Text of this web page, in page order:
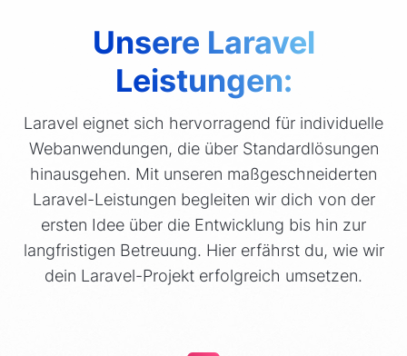
Unsere Laravel
Leistungen:
Laravel eignet sich hervorragend für individuelle
Webanwendungen, die über Standardlösungen
hinausgehen. Mit unseren maßgeschneiderten
Laravel-Leistungen begleiten wir dich von der
ersten Idee über die Entwicklung bis hin zur
langfristigen Betreuung. Hier erfährst du, wie wir
dein Laravel-Projekt erfolgreich umsetzen.